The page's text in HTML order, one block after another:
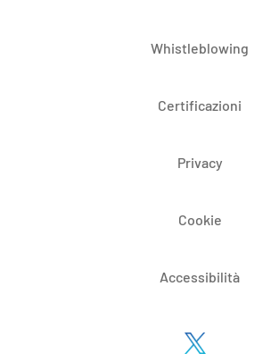
Whistleblowing
Certificazioni
Privacy
Cookie
Accessibilità